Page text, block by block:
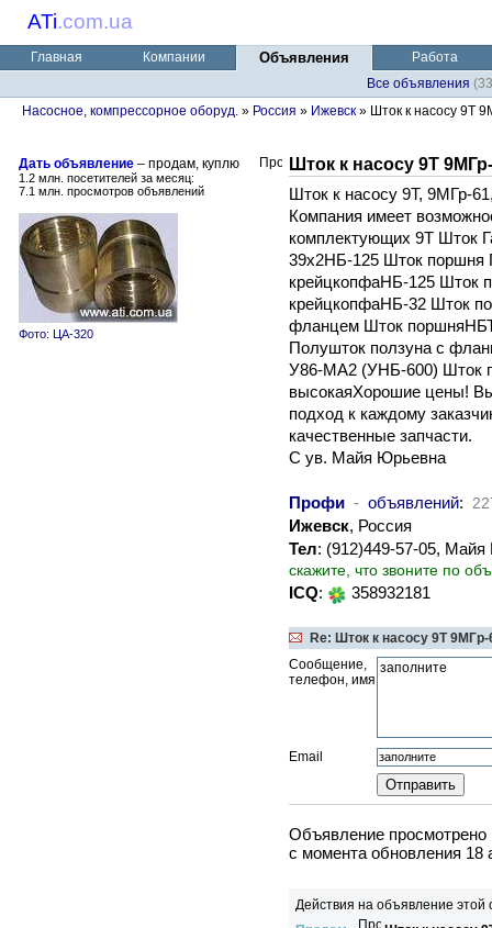
ATi.com.ua
Главная Компании Объявления
Работа
Все объявления
Насосное, компрессорное оборуд. » Россия » Ижевск » Шток к насосу 9Т
Дать объявление – продам, куплю
1.2 млн. посетителей за месяц:
7.1 млн. просмотров объявлений
Фото: ЦА-320
Шток к насосу 9Т
Шток к насосу 9Т, 9МГр-
Компания имеет
комплектующих 9Т Шток
39х2НБ-125 Шток поршня
крейцкопфаНБ-125 Шток
крейцкопфаНБ-32 Шток
фланцем Шток
Полушток ползуна с
У86-МА2 (УНБ-600) Шток
высокаяХорошие цены!
подход к каждому
качественные запчасти.
С ув. Майя Юрьевна
Профи - объявлений:
Ижевск, Россия
Тел: (912)449-57-05,
скажите, что звоните по
ICQ: 358932181
Re: Шток к насосу 9Т
Сообщение,
телефон, имя
Email
Объявление просмотрено
c момента обновления 18
Действия на объявление этой